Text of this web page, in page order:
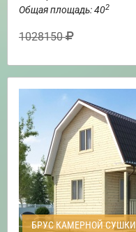
Общая площадь: 402
1028150
БРУС КАМЕРНОЙ СУШКИ